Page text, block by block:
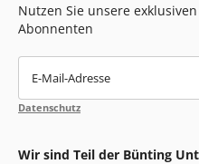
Nutzen Sie unsere
Abonnenten
E-Mail-Adresse
Datenschutz
Wir sind Teil der Bünting